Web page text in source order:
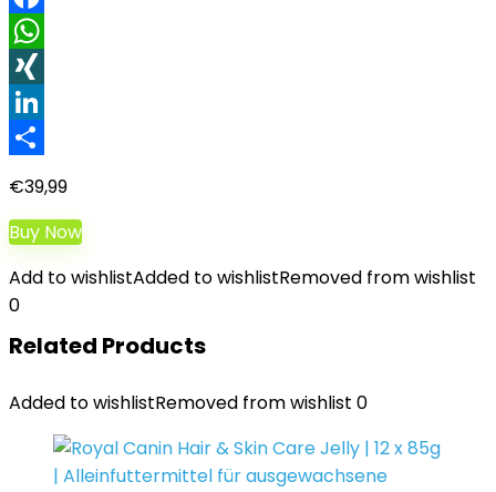
Facebook
WhatsApp
XING
LinkedIn
€39,99
Buy Now
Add to wishlistAdded to wishlistRemoved from wishlist
0
Related Products
Added to wishlistRemoved from wishlist 0